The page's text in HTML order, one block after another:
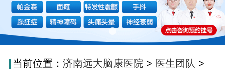
当前位置：济南远大脑康医院 > 医生团队 >